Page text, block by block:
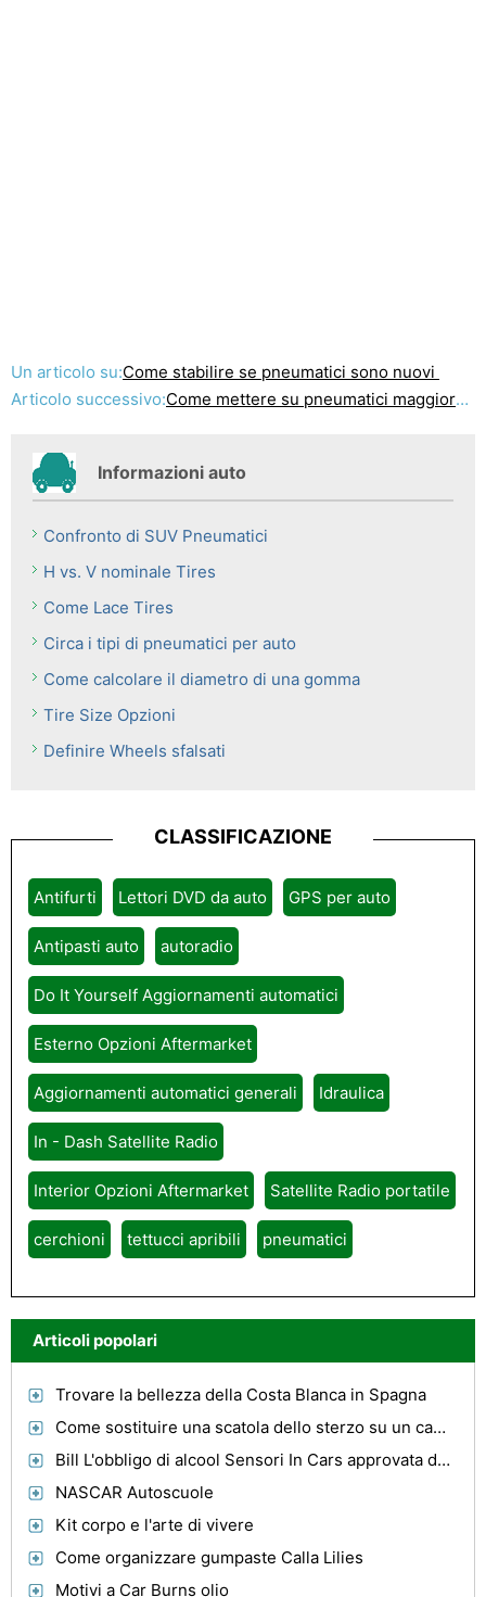
Un articolo su:Come stabilire se pneumatici sono nuovi
Articolo successivo:Come mettere su pneumatici maggiorati
Informazioni auto
Confronto di SUV Pneumatici
H vs. V nominale Tires
Come Lace Tires
Circa i tipi di pneumatici per auto
Come calcolare il diametro di una gomma
Tire Size Opzioni
Definire Wheels sfalsati
CLASSIFICAZIONE
Antifurti Lettori DVD da auto GPS per auto
Antipasti auto autoradio
Do It Yourself Aggiornamenti automatici
Esterno Opzioni Aftermarket
Aggiornamenti automatici generali Idraulica
In - Dash Satellite Radio
Interior Opzioni Aftermarket Satellite Radio portatile
cerchioni tettucci apribili pneumatici
Articoli popolari
Trovare la bellezza della Costa Blanca in Spagna
Come sostituire una scatola dello sterzo su un camion Ford
Bill L'obbligo di alcool Sensori In Cars approvata dal California State Assembly
NASCAR Autoscuole
Kit corpo e l'arte di vivere
Come organizzare gumpaste Calla Lilies
Motivi a Car Burns olio